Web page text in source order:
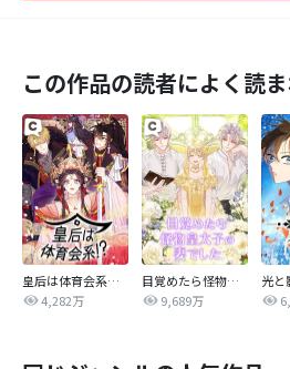
この作品の読者によく読
皇后は体育会系！？
4,282万
目覚めたら怪物皇太子の妻でした
9,689万
光と